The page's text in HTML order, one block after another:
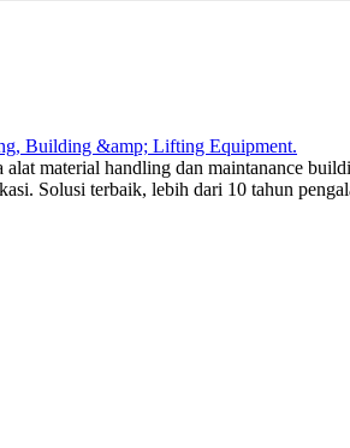
material handling dan maintanance
Solusi terbaik, lebih dari 10 tahun